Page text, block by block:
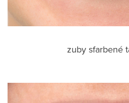
zuby sfarbené